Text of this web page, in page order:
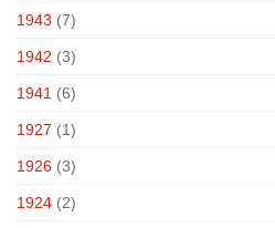
1943 (7)
1942 (3)
1941 (6)
1927 (1)
1926 (3)
1924 (2)